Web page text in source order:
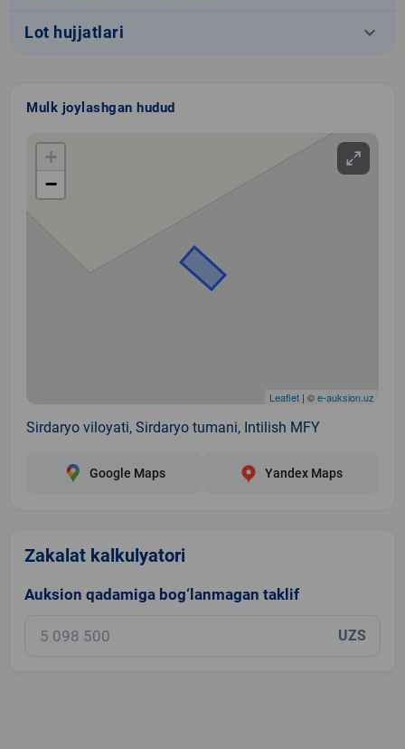
Lot hujjatlari keyboard_arrow_down
Mulk joylashgan hudud
+
−
Leaflet | ©e-auksion.uz
Sirdaryo viloyati, Sirdaryo tumani, Intilish MFY
Google Maps Yandex Maps
Zakalat kalkulyatori
Auksion qadamiga bog‘lanmagan taklif
UZS